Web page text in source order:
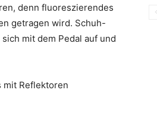
denn fluoreszierendes
getragen wird. Schuh-
mit dem Pedal auf und
mit Reflektoren